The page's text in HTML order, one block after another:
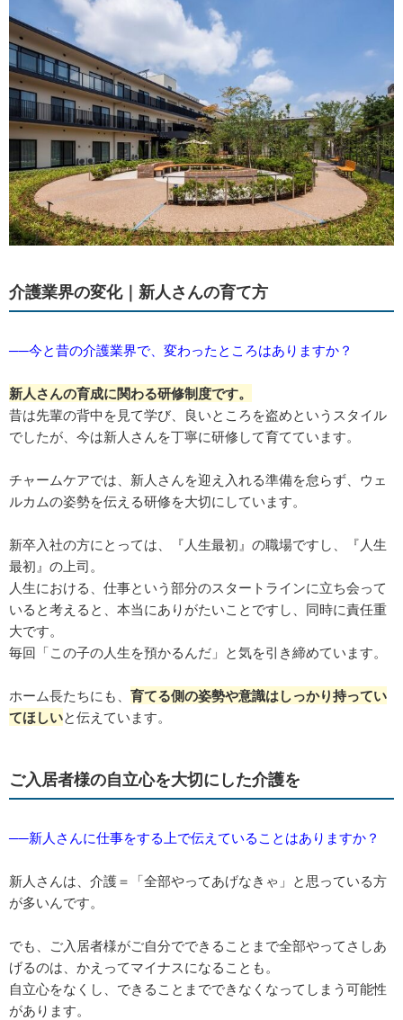
介護業界の変化｜新人さんの育て方
──今と昔の介護業界で、変わったところはありますか？
新人さんの育成に関わる研修制度です。
昔は先輩の背中を見て学び、良いところを盗めというスタイル
でしたが、今は新人さんを丁寧に研修して育てています。
チャームケアでは、新人さんを迎え入れる準備を怠らず、ウェ
ルカムの姿勢を伝える研修を大切にしています。
新卒入社の方にとっては、『人生最初』の職場ですし、『人生
最初』の上司。
人生における、仕事という部分のスタートラインに立ち会って
いると考えると、本当にありがたいことですし、同時に責任重
大です。
毎回「この子の人生を預かるんだ」と気を引き締めています。
ホーム長たちにも、 育てる側の姿勢や意識はしっかり持ってい
てほしいと伝えています。
ご入居者様の自立心を大切にした介護を
──新人さんに仕事をする上で伝えていることはありますか？
新人さんは、介護＝「全部やってあげなきゃ」と思っている方
が多いんです。
でも、ご入居者様がご自分でできることまで全部やってさしあ
げるのは、かえってマイナスになることも。
自立心をなくし、できることまでできなくなってしまう可能性
があります。